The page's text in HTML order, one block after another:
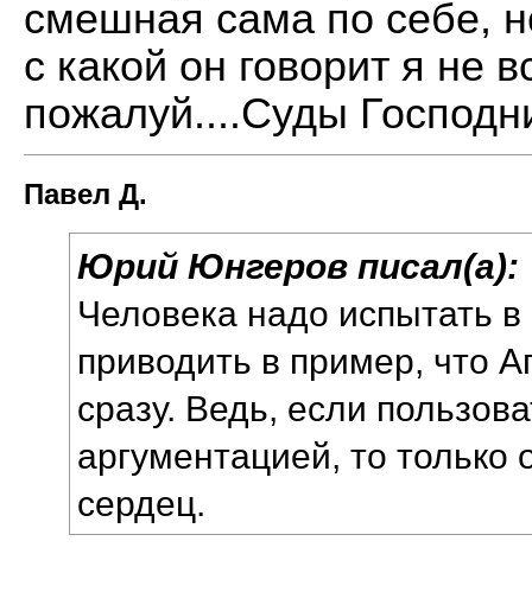
смешная сама по себе,
с какой он говорит я не
пожалуй....Суды
Павел Д.
Юрий Юнгеров писал(а):
Человека надо испытать
приводить в пример, что
сразу. Ведь, если
аргументацией, то
сердец.